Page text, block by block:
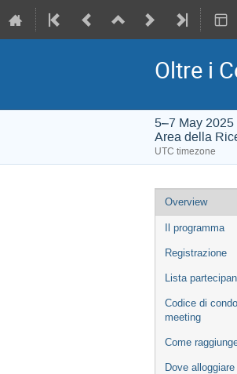
Oltre i
5–7 May 2025
Area della
UTC timezone
Event
menu
Overview
Il programma
Registrazione
Lista
Codice di
meeting
Come
Dove alloggiare